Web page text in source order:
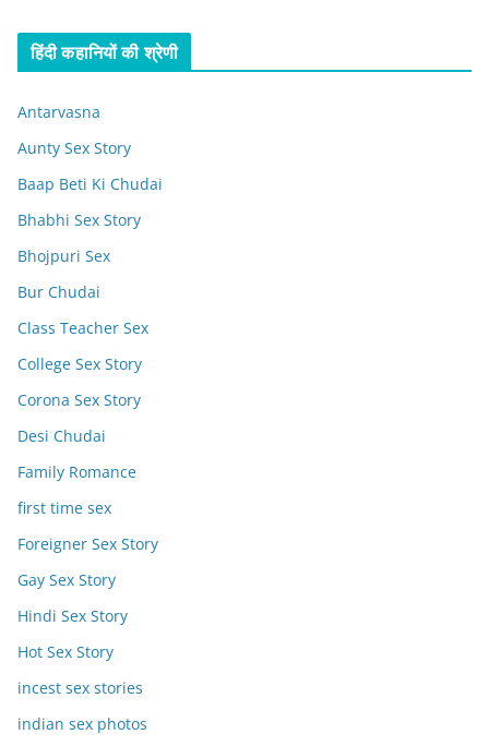
हिंदी कहानियों की श्रेणी
Antarvasna
Aunty Sex Story
Baap Beti Ki Chudai
Bhabhi Sex Story
Bhojpuri Sex
Bur Chudai
Class Teacher Sex
College Sex Story
Corona Sex Story
Desi Chudai
Family Romance
first time sex
Foreigner Sex Story
Gay Sex Story
Hindi Sex Story
Hot Sex Story
incest sex stories
indian sex photos